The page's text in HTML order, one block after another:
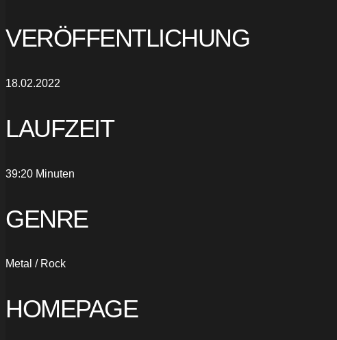
VERÖFFENTLICHUNG
18.02.2022
LAUFZEIT
39:20 Minuten
GENRE
Metal / Rock
HOMEPAGE